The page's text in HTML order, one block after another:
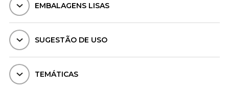
EMBALAGENS LISAS
SUGESTÃO DE USO
TEMÁTICAS